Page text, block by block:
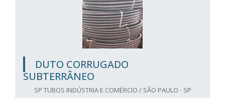
DUTO CORRUGADO
SUBTERRÂNEO
SP TUBOS INDÚSTRIA E COMÉRCIO / SÃO PAULO - SP